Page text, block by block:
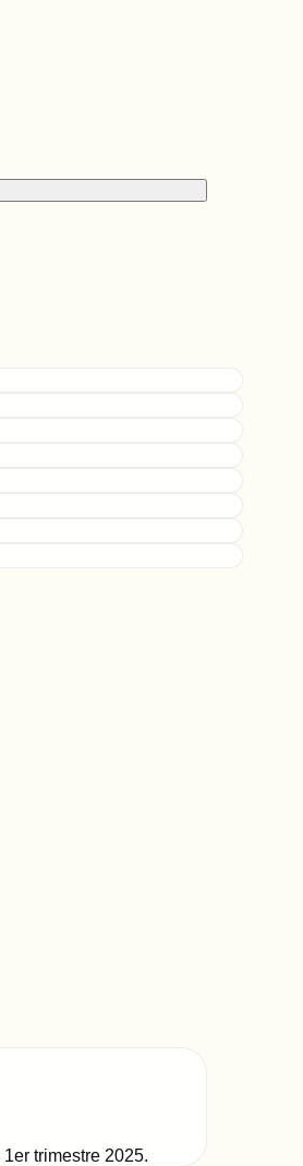
1er trimestre 2025.